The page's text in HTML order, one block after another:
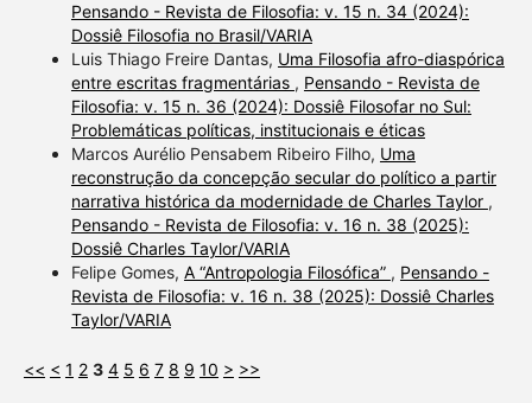
Pensando - Revista de Filosofia: v. 15 n. 34 (2024):
Dossiê Filosofia no Brasil/VARIA
Luis Thiago Freire Dantas, Uma Filosofia afro-diaspórica
entre escritas fragmentárias , Pensando - Revista de
Filosofia: v. 15 n. 36 (2024): Dossiê Filosofar no Sul:
Problemáticas políticas, institucionais e éticas
Marcos Aurélio Pensabem Ribeiro Filho, Uma
reconstrução da concepção secular do político a partir
narrativa histórica da modernidade de Charles Taylor ,
Pensando - Revista de Filosofia: v. 16 n. 38 (2025):
Dossiê Charles Taylor/VARIA
Felipe Gomes, A “Antropologia Filosófica” , Pensando -
Revista de Filosofia: v. 16 n. 38 (2025): Dossiê Charles
Taylor/VARIA
<< < 1 2 3 4 5 6 7 8 9 10 > >>